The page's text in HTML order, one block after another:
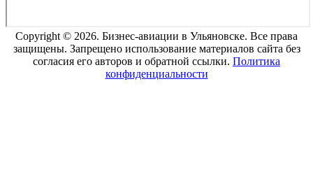
Copyright © 2026. Бизнес-авиации в Ульяновске. Все права
защищены. Запрещено использование материалов сайта без
согласия его авторов и обратной ссылки. Политика
конфиденциальности